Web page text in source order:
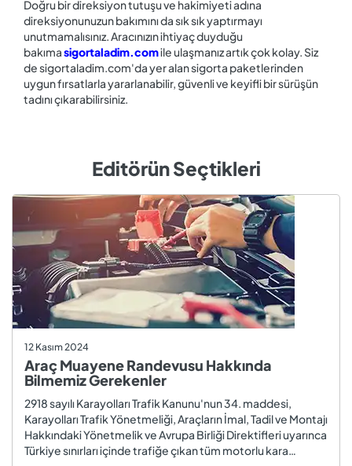
Doğru bir direksiyon tutuşu ve hakimiyeti adına
direksiyonunuzun bakımını da sık sık yaptırmayı
unutmamalısınız. Aracınızın ihtiyaç duyduğu
bakımasigortaladim.comile ulaşmanız artık çok kolay. Siz
de sigortaladim.com'da yer alan sigorta paketlerinden
uygun fırsatlarla yararlanabilir, güvenli ve keyifli bir sürüşün
tadını çıkarabilirsiniz.
Editörün Seçtikleri
12 Kasım 2024
Araç Muayene Randevusu Hakkında
Bilmemiz Gerekenler
2918 sayılı Karayolları Trafik Kanunu'nun 34. maddesi,
Karayolları Trafik Yönetmeliği, Araçların İmal, Tadil ve Montajı
Hakkındaki Yönetmelik ve Avrupa Birliği Direktifleri uyarınca
Türkiye sınırları içinde trafiğe çıkan tüm motorlu kara